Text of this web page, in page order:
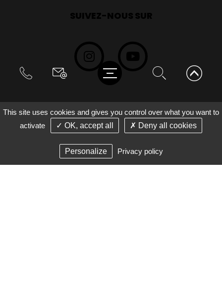
SUIVEZ-NOUS SUR
Nous laisser un message
This site uses cookies and gives you control over what you want to
activate
✓ OK, accept all ✗ Deny all cookies
Personalize Privacy policy